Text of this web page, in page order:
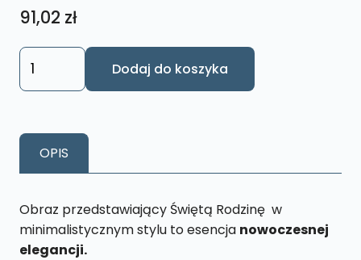
91,02 zł
ilość
Obraz
S74
19
cm
Dodaj do koszyka
OPIS
Obraz przedstawiający Świętą Rodzinę w
minimalistycznym stylu to esencja nowoczesnej
elegancji.